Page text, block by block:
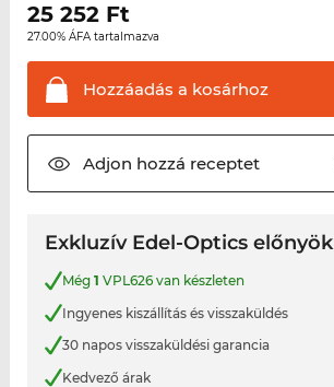
25 252Ft
27.00% ÁFA tartalmazva
Hozzáadás a kosárhoz
Adjon hozzá receptet
Exkluzív Edel-Optics előnyök
Még 1 VPL626 van készleten
Ingyenes kiszállítás és visszaküldés
30 napos visszaküldési garancia
Kedvező árak